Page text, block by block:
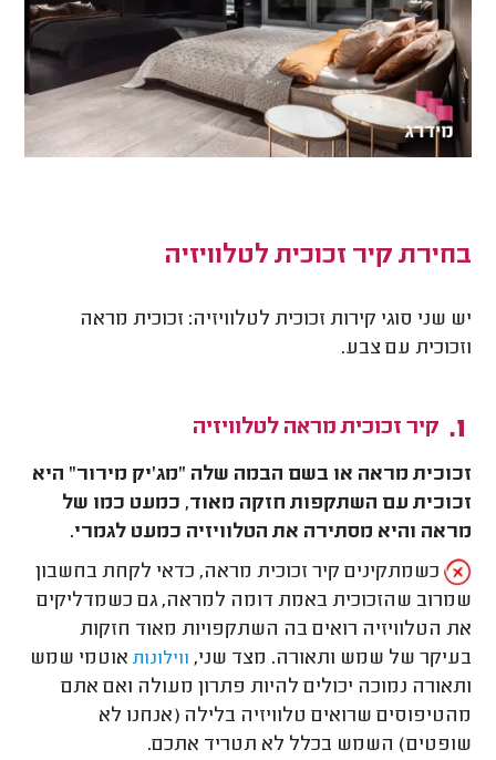
בחירת קיר זכוכית לטלוויזיה
יש שני סוגי קירות זכוכית לטלוויזיה: זכוכית מראה
וזכוכית עם צבע.
קיר זכוכית מראה לטלוויזיה
זכוכית מראה או בשם הבמה שלה "מג'יק מירור" היא
זכוכית עם השתקפות חזקה מאוד, כמעט כמו של
מראה והיא מסתירה את הטלוויזיה כמעט לגמרי.
כשמתקינים קיר זכוכית מראה, כדאי לקחת בחשבון
שמרוב שהזכוכית באמת דומה למראה, גם כשמדליקים
את הטלוויזיה רואים בה השתקפויות מאוד חזקות
בעיקר של שמש ותאורה. מצד שני, ווילונות אוטמי שמש
ותאורה נמוכה יכולים להיות פתרון מעולה ואם אתם
מהטיפוסים שרואים טלוויזיה בלילה (אנחנו לא
שופטים) השמש בכלל לא תטריד אתכם.